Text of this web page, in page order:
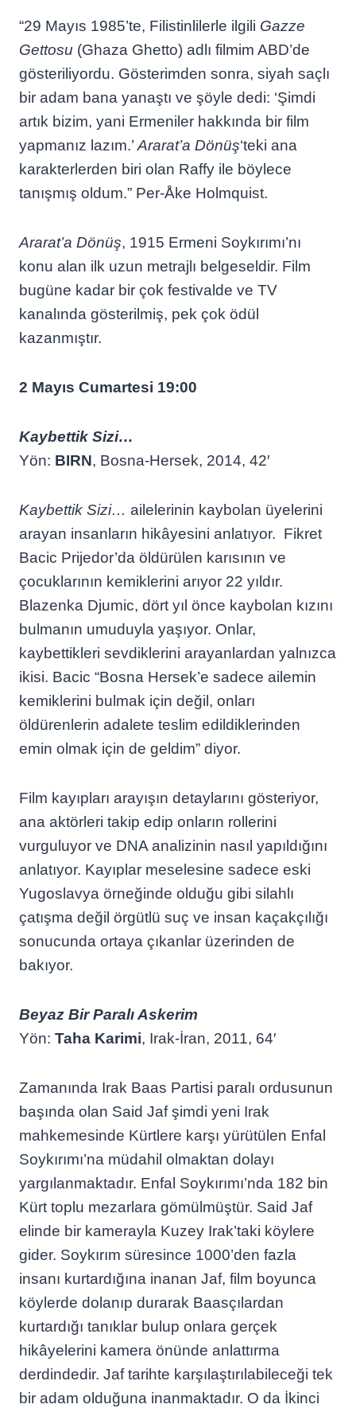
“29 Mayıs 1985’te, Filistinlilerle ilgili Gazze
Gettosu (Ghaza Ghetto) adlı filmim ABD’de
gösteriliyordu. Gösterimden sonra, siyah saçlı
bir adam bana yanaştı ve şöyle dedi: ‘Şimdi
artık bizim, yani Ermeniler hakkında bir film
yapmanız lazım.’ Ararat’a Dönüş‘teki ana
karakterlerden biri olan Raffy ile böylece
tanışmış oldum.” Per-Åke Holmquist.
Ararat’a Dönüş, 1915 Ermeni Soykırımı’nı
konu alan ilk uzun metrajlı belgeseldir. Film
bugüne kadar bir çok festivalde ve TV
kanalında gösterilmiş, pek çok ödül
kazanmıştır.
2 Mayıs Cumartesi 19:00
Kaybettik Sizi…
Yön: BIRN, Bosna-Hersek, 2014, 42′
Kaybettik Sizi… ailelerinin kaybolan üyelerini
arayan insanların hikâyesini anlatıyor. Fikret
Bacic Prijedor’da öldürülen karısının ve
çocuklarının kemiklerini arıyor 22 yıldır.
Blazenka Djumic, dört yıl önce kaybolan kızını
bulmanın umuduyla yaşıyor. Onlar,
kaybettikleri sevdiklerini arayanlardan yalnızca
ikisi. Bacic “Bosna Hersek’e sadece ailemin
kemiklerini bulmak için değil, onları
öldürenlerin adalete teslim edildiklerinden
emin olmak için de geldim” diyor.
Film kayıpları arayışın detaylarını gösteriyor,
ana aktörleri takip edip onların rollerini
vurguluyor ve DNA analizinin nasıl yapıldığını
anlatıyor. Kayıplar meselesine sadece eski
Yugoslavya örneğinde olduğu gibi silahlı
çatışma değil örgütlü suç ve insan kaçakçılığı
sonucunda ortaya çıkanlar üzerinden de
bakıyor.
Beyaz Bir Paralı Askerim
Yön: Taha Karimi, Irak-İran, 2011, 64′
Zamanında Irak Baas Partisi paralı ordusunun
başında olan Said Jaf şimdi yeni Irak
mahkemesinde Kürtlere karşı yürütülen Enfal
Soykırımı’na müdahil olmaktan dolayı
yargılanmaktadır. Enfal Soykırımı’nda 182 bin
Kürt toplu mezarlara gömülmüştür. Said Jaf
elinde bir kamerayla Kuzey Irak’taki köylere
gider. Soykırım süresince 1000’den fazla
insanı kurtardığına inanan Jaf, film boyunca
köylerde dolanıp durarak Baasçılardan
kurtardığı tanıklar bulup onlara gerçek
hikâyelerini kamera önünde anlattırma
derdindedir. Jaf tarihte karşılaştırılabileceği tek
bir adam olduğuna inanmaktadır. O da İkinci